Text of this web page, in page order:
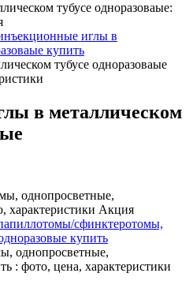
тубусе одноразоваые:
тубусе одноразоваые
в металлическом
однопросветные,
характеристики Акция
однопросветные,
: фото, цена, характеристики